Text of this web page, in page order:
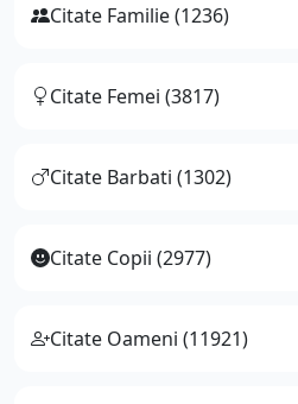
Citate Familie (1236)
Citate Femei (3817)
Citate Barbati (1302)
Citate Copii (2977)
Citate Oameni (11921)